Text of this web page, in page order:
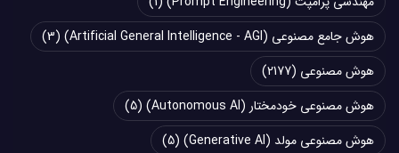
هوش جامع مصنوعی (Artificial General Intelligence - AGI)
(3)
هوش مصنوعی (2177)
هوش مصنوعی خودمختار (Autonomous AI)
(5)
هوش مصنوعی مولد (Generative AI)
(5)